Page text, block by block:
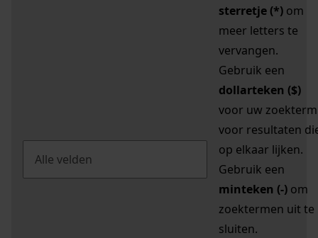
sterretje (*) om
meer letters te
vervangen.
Gebruik een
dollarteken ($)
voor uw zoekterm
voor resultaten
op elkaar lijken.
Gebruik een
minteken (-) om
zoektermen uit te
sluiten.